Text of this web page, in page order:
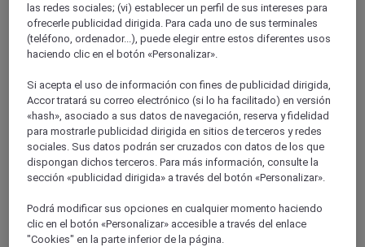
NORTE-PASO DE CALAIS
las redes sociales; (vi) establecer un perfil de sus intereses para
ofrecerle publicidad dirigida. Para cada uno de sus terminales
(teléfono, ordenador...), puede elegir entre estos diferentes usos
haciendo clic en el botón «Personalizar».
Si acepta el uso de información con fines de publicidad dirigida,
Accor tratará su correo electrónico (si lo ha facilitado) en versión
«hash», asociado a sus datos de navegación, reserva y fidelidad
para mostrarle publicidad dirigida en sitios de terceros y redes
sociales. Sus datos podrán ser cruzados con datos de los que
dispongan dichos terceros. Para más información, consulte la
sección «publicidad dirigida» a través del botón «Personalizar».
Podrá modificar sus opciones en cualquier momento haciendo
clic en el botón «Personalizar» accesible a través del enlace
"Cookies" en la parte inferior de la página.